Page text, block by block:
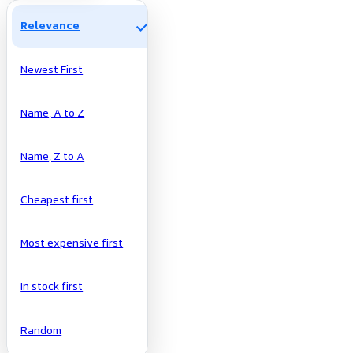
Relevance check
Newest First
Name, A to Z
Name, Z to A
Cheapest first
Most expensive first
In stock first
Random